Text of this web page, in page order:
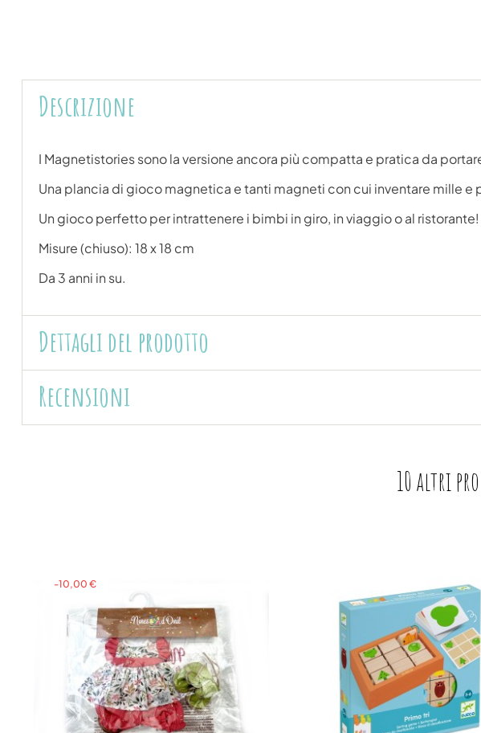
Descrizione
I Magnetistories sono la versione ancora più compatta e pratica da
Una plancia di gioco magnetica e tanti magneti con cui inventare mille e
Un gioco perfetto per intrattenere i bimbi in giro, in viaggio o al ristorante!
Misure (chiuso): 18 x 18 cm
Da 3 anni in su.
Dettagli del prodotto
Recensioni
10 altri
-10,00 €